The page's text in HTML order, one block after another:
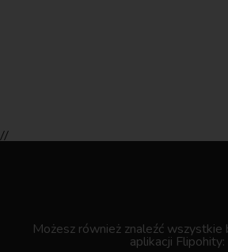
//
Możesz również znaleźć wszystkie
aplikacji Flipohity: